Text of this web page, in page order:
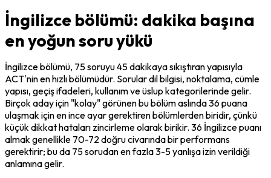
İngilizce bölümü: dakika başına
en yoğun soru yükü
İngilizce bölümü, 75 soruyu 45 dakikaya sıkıştıran yapısıyla
ACT'nin en hızlı bölümüdür. Sorular dil bilgisi, noktalama, cümle
yapısı, geçiş ifadeleri, kullanım ve üslup kategorilerinde gelir.
Birçok aday için "kolay" görünen bu bölüm aslında 36 puana
ulaşmak için en ince ayar gerektiren bölümlerden biridir, çünkü
küçük dikkat hataları zincirleme olarak birikir. 36 İngilizce puanı
almak genellikle 70-72 doğru civarında bir performans
gerektirir; bu da 75 sorudan en fazla 3-5 yanlışa izin verildiği
anlamına gelir.